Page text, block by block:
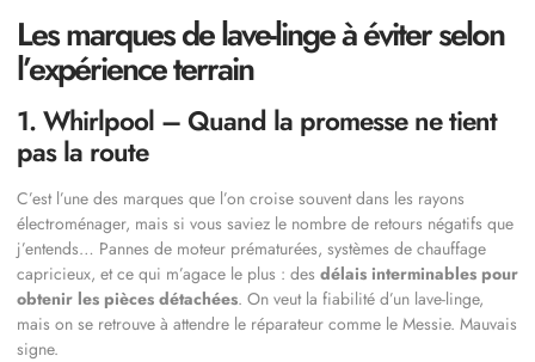
Les marques de lave-linge à éviter selon
l’expérience terrain
1. Whirlpool – Quand la promesse ne tient
pas la route
C’est l’une des marques que l’on croise souvent dans les rayons
électroménager, mais si vous saviez le nombre de retours négatifs que
j’entends… Pannes de moteur prématurées, systèmes de chauffage
capricieux, et ce qui m’agace le plus : des délais interminables pour
obtenir les pièces détachées. On veut la fiabilité d’un lave-linge,
mais on se retrouve à attendre le réparateur comme le Messie. Mauvais
signe.